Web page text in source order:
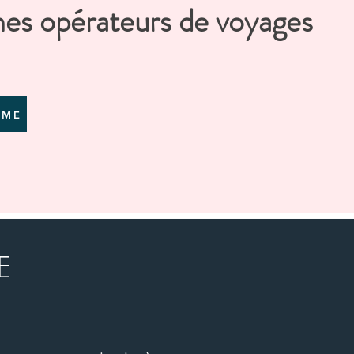
opérateurs de voyages